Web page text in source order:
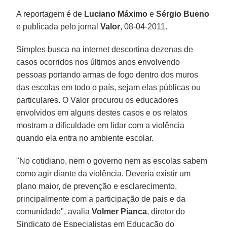
A reportagem é de Luciano Máximo eSérgio Bueno
e publicada pelo jornalValor, 08-04-2011.
Simples busca na internet descortina dezenas de
casos ocorridos nos últimos anos envolvendo
pessoas portando armas de fogo dentro dos muros
das escolas em todo o país, sejam elas públicas ou
particulares. O Valor procurou os educadores
envolvidos em alguns destes casos e os relatos
mostram a dificuldade em lidar com a violência
quando ela entra no ambiente escolar.
"No cotidiano, nem o governo nem as escolas sabem
como agir diante da violência. Deveria existir um
plano maior, de prevenção e esclarecimento,
principalmente com a participação de pais e da
comunidade", avaliaVolmer Pianca, diretor do
Sindicato de Especialistas em Educação do